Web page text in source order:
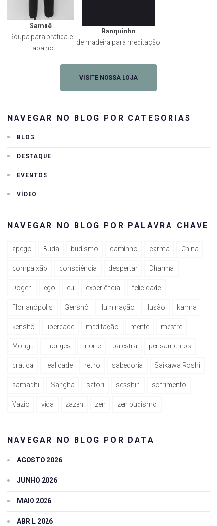
Samuê
Roupa para prática e
trabalho
Banquinho
de madeira para meditação
VISITE NOSSA LOJA
NAVEGAR NO BLOG POR CATEGORIAS
BLOG
DESTAQUE
EVENTOS
VÍDEO
NAVEGAR NO BLOG POR PALAVRA CHAVE
apego Buda budismo caminho carma China
compaixão consciência despertar Dharma
Dogen ego eu experiência felicidade
Florianópolis Genshô iluminação ilusão karma
kenshô liberdade meditação mente mestre
Monge monges morte palestra pensamentos
prática realidade retiro sabedoria Saikawa Roshi
samadhi Sangha satori sesshin sofrimento
Vazio vida zazen zen zen budismo
NAVEGAR NO BLOG POR DATA
AGOSTO 2026
JUNHO 2026
MAIO 2026
ABRIL 2026